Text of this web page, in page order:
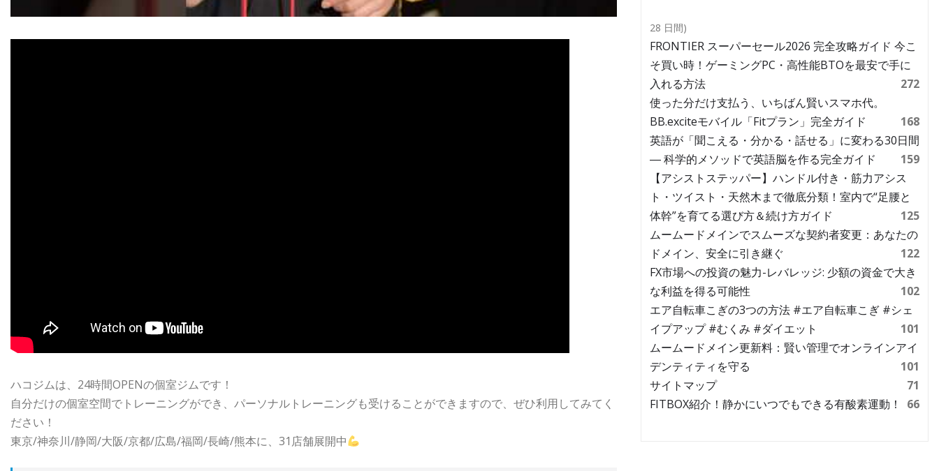
ハコジムは、24時間OPENの個室ジムです！
自分だけの個室空間でトレーニングができ、パーソナルトレーニングも受けることができますので、ぜひ利用してみてく
ださい！
東京/神奈川/静岡/大阪/京都/広島/福岡/長崎/熊本に、31店舗展開中
28 日間)
FRONTIER スーパーセール2026 完全攻略ガイド 今こ
そ買い時！ゲーミングPC・高性能BTOを最安で手に
入れる方法
272
使った分だけ支払う、いちばん賢いスマホ代。
BB.exciteモバイル「Fitプラン」完全ガイド
168
英語が「聞こえる・分かる・話せる」に変わる30日間
― 科学的メソッドで英語脳を作る完全ガイド
159
【アシストステッパー】ハンドル付き・筋力アシス
ト・ツイスト・天然木まで徹底分類！室内で“足腰と
体幹”を育てる選び方＆続け方ガイド
125
ムームードメインでスムーズな契約者変更：あなたの
ドメイン、安全に引き継ぐ
122
FX市場への投資の魅力-レバレッジ: 少額の資金で大き
な利益を得る可能性
102
エア自転車こぎの3つの方法 #エア自転車こぎ #シェ
イプアップ #むくみ #ダイエット
101
ムームードメイン更新料：賢い管理でオンラインアイ
デンティティを守る
101
サイトマップ
71
FITBOX紹介！静かにいつでもできる有酸素運動！
66